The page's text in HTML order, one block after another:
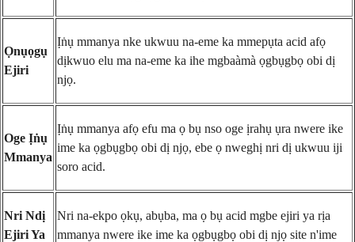
Ọnụọgụ
Ejiri
Ịṅụ mmanya nke ukwuu na-eme ka mmepụta acid afọ
dịkwuo elu ma na-eme ka ihe mgbaàmà ọgbụgbọ obi dị
njọ.
Oge Ịṅụ
Mmanya
Ịṅụ mmanya afọ efu ma ọ bụ nso oge ịrahụ ụra nwere ike
ime ka ọgbụgbọ obi dị njọ, ebe ọ nweghị nri dị ukwuu iji
soro acid.
Nri Ndị
Ejiri Ya
Nri na-ekpo ọkụ, abụba, ma ọ bụ acid mgbe ejiri ya rịa
mmanya nwere ike ime ka ọgbụgbọ obi dị njọ site n'ime